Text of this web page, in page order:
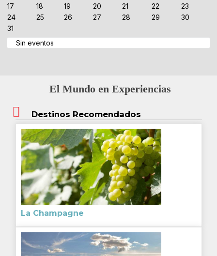
17
18 19 20 21 22
23
24
25 26 27 28 29
30
31
Sin eventos
El Mundo en Experiencias
Destinos Recomendados
La Champagne